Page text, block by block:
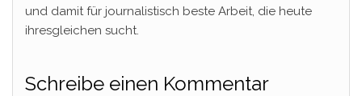
und damit für journalistisch beste Arbeit, die heute
ihresgleichen sucht.
Schreibe einen Kommentar